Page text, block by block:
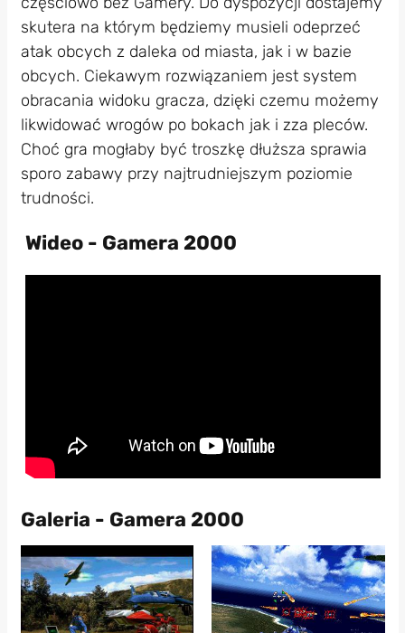
skutera na którym będziemy musieli odeprzeć
atak obcych z daleka od miasta, jak i w bazie
obcych. Ciekawym rozwiązaniem jest system
obracania widoku gracza, dzięki czemu możemy
likwidować wrogów po bokach jak i zza pleców.
Choć gra mogłaby być troszkę dłuższa sprawia
sporo zabawy przy najtrudniejszym poziomie
trudności.
Wideo - Gamera 2000
Galeria - Gamera 2000